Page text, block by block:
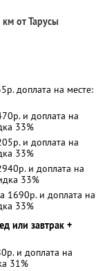
от Тарусы
доплата на месте:
и доплата на
33%
и доплата на
33%
и доплата на
33%
1690р. и доплата на
33%
или завтрак +
и доплата на
31%